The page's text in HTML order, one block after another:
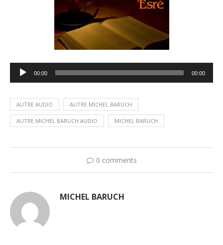
Lecteur
audio
00:00 00:00
AUTRE AUDIO AUTRE MICHEL BARUCH
AUTRE MICHEL BARUCH AUDIO MICHEL BARUCH
0 comments
MICHEL BARUCH